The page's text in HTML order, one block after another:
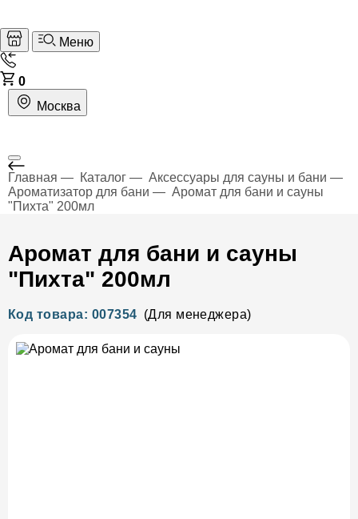
Меню
0
Москва
Главная Каталог
Аксессуары для сауны и бани
Ароматизатор для бани
Аромат для бани и сауны
"Пихта" 200мл
Аромат для бани и сауны
"Пихта" 200мл
Код товара: 007354 (Для менеджера)